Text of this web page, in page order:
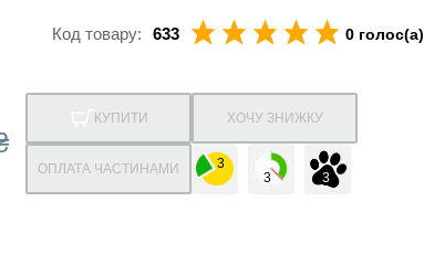
Код товару: 633 0 голос(а)
КУПИТИ ХОЧУ ЗНИЖКУ
ОПЛАТА ЧАСТИНАМИ